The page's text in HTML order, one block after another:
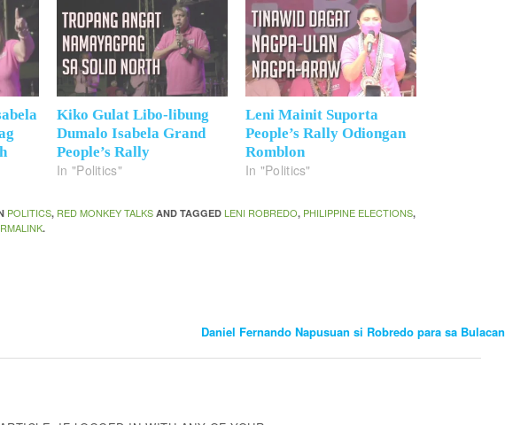
Kiko Gulat Libo-libung
Dumalo Isabela Grand
People’s Rally
In "Politics"
Leni Mainit Suporta
People’s Rally Odiongan
Romblon
In "Politics"
POLITICS, RED MONKEY TALKS AND TAGGEDLENI ROBREDO, PHILIPPINE ELECTIONS,
.
Daniel Fernando Napusuan si Robredo para sa Bulacan